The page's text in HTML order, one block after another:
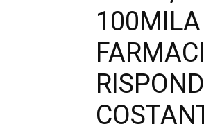
100MILA